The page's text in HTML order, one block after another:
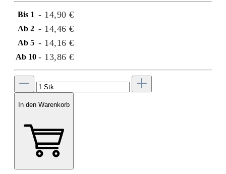
Bis 1 - 14,90 €
Ab 2 - 14,46 €
Ab 5 - 14,16 €
Ab 10 - 13,86 €
In den Warenkorb